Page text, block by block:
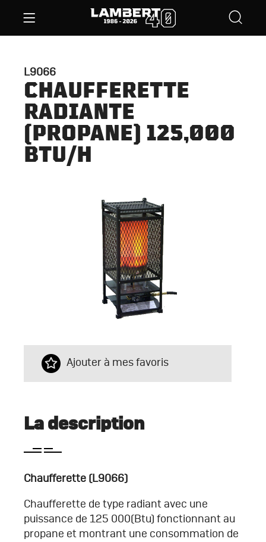
L9066
CHAUFFERETTE
RADIANTE
(PROPANE) 125,000
BTU/H
Ajouter à mes favoris
La description
Chaufferette (L9066)
Chaufferette de type radiant avec une
puissance de 125 000(Btu) fonctionnant au
propane et montrant une consommation de